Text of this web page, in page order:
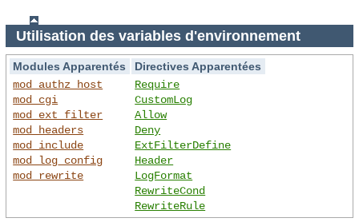
Utilisation des variables d'environnement
Modules Apparentés
Directives Apparentées
mod_authz_host
mod_cgi
mod_ext_filter
mod_headers
mod_include
mod_log_config
mod_rewrite
Require
CustomLog
Allow
Deny
ExtFilterDefine
Header
LogFormat
RewriteCond
RewriteRule